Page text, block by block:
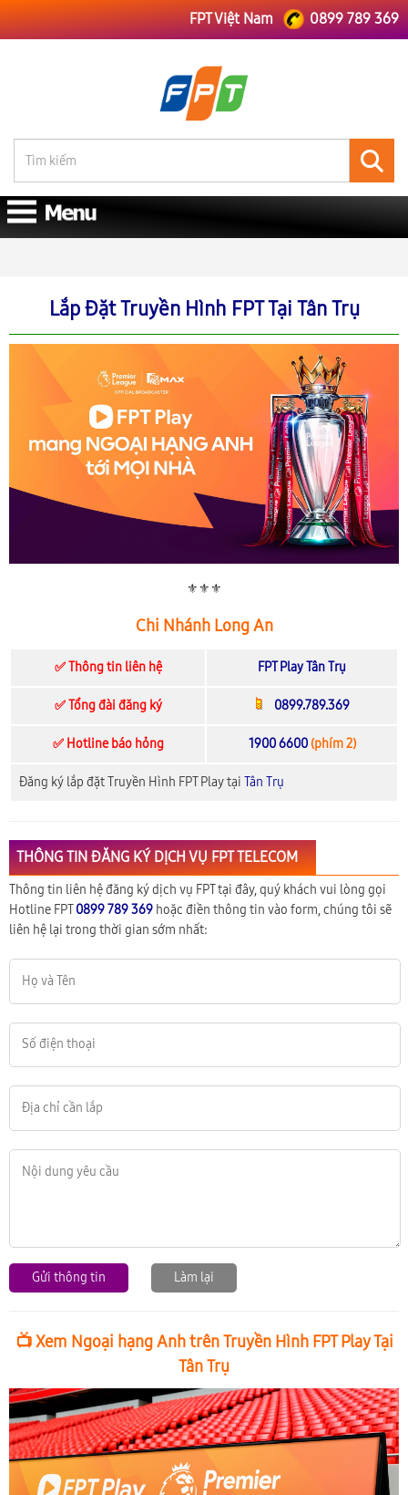
FPT Việt Nam 0899 789 369
Lắp Đặt Truyền Hình FPT Tại Tân Trụ
⚜️⚜️⚜️
Chi Nhánh Long An
✅ Thông tin liên hệ FPT Play Tân Trụ
✅ Tổng đài đăng ký 0899.789.369
✅ Hotline báo hỏng 1900 6600(phím 2)
Đăng ký lắp đặt Truyền Hình FPT Play tại Tân Trụ
THÔNG TIN ĐĂNG KÝ DỊCH VỤ FPT TELECOM
Thông tin liên hệ đăng ký dịch vụ FPT tại đây, quý khách vui lòng gọi
Hotline FPT0899 789 369 hoặc điền thông tin vào form, chúng tôi sẽ
liên hệ lại trong thời gian sớm nhất:
Gửi thông tin Làm lại
📺 Xem Ngoại hạng Anh trên Truyền Hình FPT Play Tại
Tân Trụ